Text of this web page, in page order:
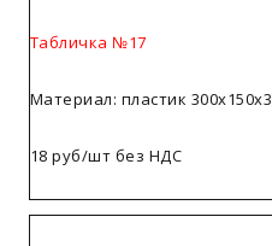
Табличка №17
Материал: пластик 300х150х3
18 руб/шт без НДС